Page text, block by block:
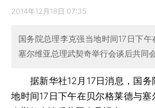
2014年12月18日 07:35
国务院总理李克强当地时间17日下
塞尔维亚总理武契奇举行会谈后共同
据新华社12月17日消息，国务
地时间17日下午在贝尔格莱德与塞